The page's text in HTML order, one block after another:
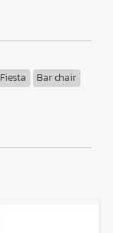
Fiesta
Bar chair